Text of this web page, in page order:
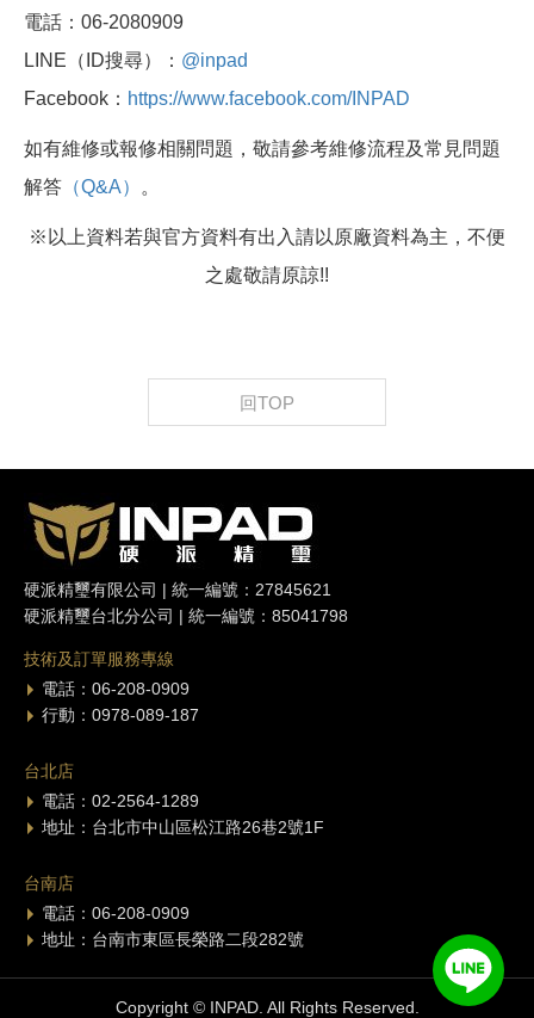
電話：06-2080909
LINE（ID搜尋）： @inpad
Facebook： https://www.facebook.com/INPAD
如有維修或報修相關問題，敬請參考維修流程及常見問題
解答 （Q&A） 。
※以上資料若與官方資料有出入請以原廠資料為主，不便
之處敬請原諒!!
回TOP
硬派精璽有限公司 | 統一編號：27845621
硬派精璽台北分公司 | 統一編號：85041798
技術及訂單服務專線
電話：06-208-0909
行動：0978-089-187
台北店
電話：02-2564-1289
地址：台北市中山區松江路26巷2號1F
台南店
電話：06-208-0909
地址：台南市東區長榮路二段282號
Copyright © INPAD. All Rights Reserved.